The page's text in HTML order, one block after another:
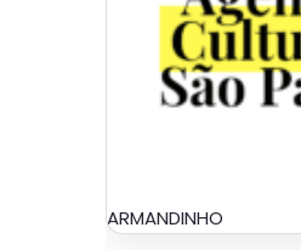
ARMANDINHO